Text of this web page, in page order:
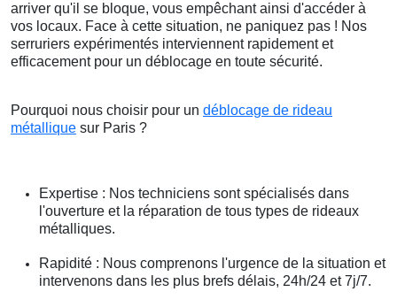
arriver qu'il se bloque, vous empêchant ainsi d'accéder à
vos locaux. Face à cette situation, ne paniquez pas ! Nos
serruriers expérimentés interviennent rapidement et
efficacement pour un déblocage en toute sécurité.
Pourquoi nous choisir pour un déblocage de rideau
métallique sur Paris ?
Expertise : Nos techniciens sont spécialisés dans
l'ouverture et la réparation de tous types de rideaux
métalliques.
Rapidité : Nous comprenons l'urgence de la situation et
intervenons dans les plus brefs délais, 24h/24 et 7j/7.